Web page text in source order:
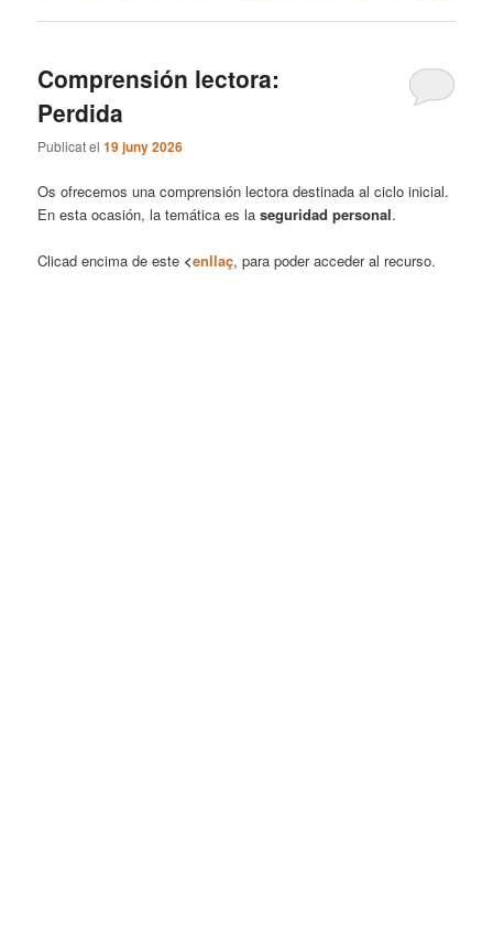
Comprensión lectora:
Perdida
Publicat el19 juny 2026
Os ofrecemos una comprensión lectora destinada al ciclo inicial.
En esta ocasión, la temática es laseguridad personal.
Clicad encima de este <enllaç, para poder acceder al recurso.